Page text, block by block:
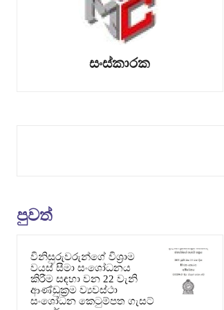
සංස්කාරක
පුවත්
විනිසුරුවරුන්ගේ විශ්‍රාම
වයස් සීමා සංශෝධනය
කිරීම සඳහා වන 22 වැනි
ආණ්ඩුක්‍රම ව්‍යවස්ථා
සංශෝධන කෙටුම්පත ගැසට්